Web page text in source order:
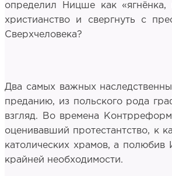
определил Ницше как
христианство и свергнуть с
Сверхчеловека?
Два самых важных
преданию, из польского рода
взгляд. Во времена
оценивавший протестантство, к
католических храмов, а
крайней необходимости.